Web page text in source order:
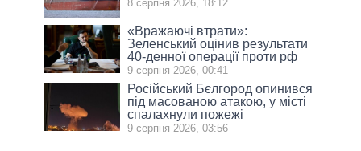
8 серпня 2026, 18:12
«Вражаючі втрати»:
Зеленський оцінив результати
40-денної операції проти рф
9 серпня 2026, 00:41
Російський Бєлгород опинився
під масованою атакою, у місті
спалахнули пожежі
9 серпня 2026, 03:56